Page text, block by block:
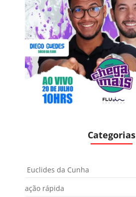
Categorias
Euclides da Cunha
ação rápida